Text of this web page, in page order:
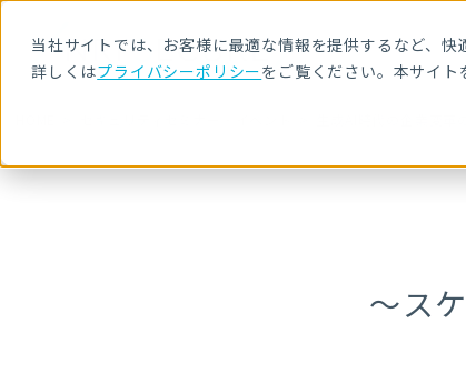
当社サイトでは、お客様に最適な情報を提供するなど、
詳しくはプライバシーポリシーをご覧ください。本サイト
～ス